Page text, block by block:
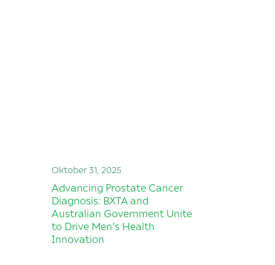
Oktober 31, 2025
Advancing Prostate Cancer
Diagnosis: BXTA and
Australian Government Unite
to Drive Men’s Health
Innovation